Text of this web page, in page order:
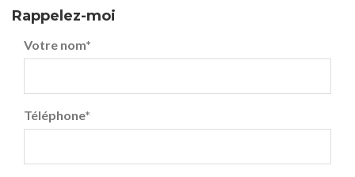
Rappelez-moi
Votre nom*
Téléphone*